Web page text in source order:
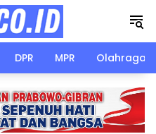
DPR MPR Olahraga